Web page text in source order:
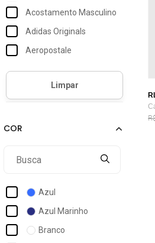
Acostamento Masculino
Adidas Originals
Aeropostale
Aleatory
Alleppo Jeans
Arauto Jeans
Azul
Azul Marinho
Branco